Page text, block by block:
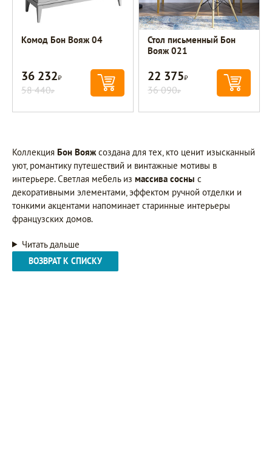
Комод Бон Вояж 04
36 232Р
58 440Р
Стол письменный Бон
Вояж 021
22 375Р
36 090Р
Коллекция Бон Вояж создана для тех, кто ценит изысканный
уют, романтику путешествий и винтажные мотивы в
интерьере. Светлая мебель из массива сосны с
декоративными элементами, эффектом ручной отделки и
тонкими акцентами напоминает старинные интерьеры
французских домов.
Читать дальше
ВОЗВРАТ К СПИСКУ